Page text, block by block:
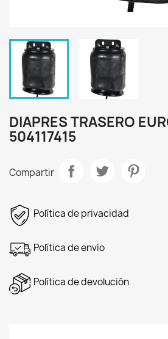
DIAPRES TRASERO
504117415
Compartir
Política de privacidad
Política de envío
Política de devolución